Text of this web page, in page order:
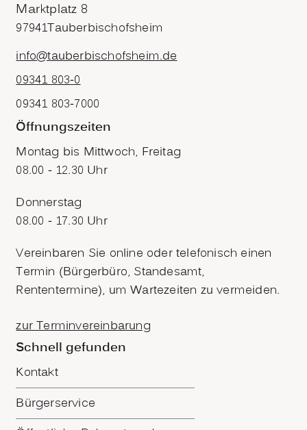
Marktplatz 8
97941Tauberbischofsheim
info@tauberbischofsheim.de
09341 803-0
09341 803-7000
Öffnungszeiten
Montag bis Mittwoch, Freitag
08.00 - 12.30 Uhr
Donnerstag
08.00 - 17.30 Uhr
Vereinbaren Sie online oder telefonisch einen
Termin (Bürgerbüro, Standesamt,
Rententermine), um Wartezeiten zu vermeiden.
zur Terminvereinbarung
Schnell gefunden
Kontakt
Bürgerservice